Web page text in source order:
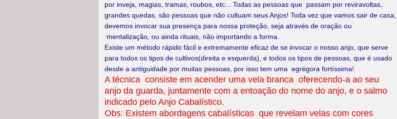
por inveja, magias, tramas, roubos, etc... Todas as pessoas que passam por reviravoltas,
grandes quedas, são pessoas que não cultuam seus Anjos! Toda vez que vamos sair de casa,
devemos invocar sua presença para nossa proteção, seja através de oração ou
mentalização, ou ainda rituais, não importando a forma.
Existe um método rápido fácil e extremamente eficaz de se invocar o nosso anjo, que serve
para todos os tipos de cultivos(direita e esquerda), e todos os tipos de pessoas, que é usado
desde a antiguidade por muitas pessoas, por isso tem uma egrégora fortíssima!
A técnica consiste em acender uma vela branca oferecendo-a ao seu
anjo da guarda, juntamente com a entoação do nome do anjo, e o salmo
indicado pelo Anjo Cabalístico.
Obs: Existem abordagens cabalísticas que revelam velas com cores